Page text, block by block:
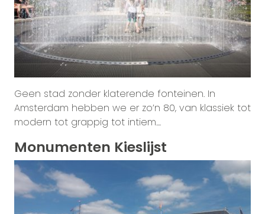
Geen stad zonder klaterende fonteinen. In
Amsterdam hebben we er zo’n 80, van klassiek tot
modern tot grappig tot intiem....
Monumenten Kieslijst